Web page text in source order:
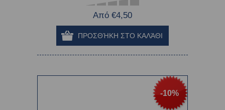
Από €4,50
-10%